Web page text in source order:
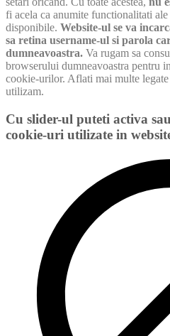
fi acela ca anumite functionalitati
disponibile. Website-ul se va
sa retina username-ul si parola
dumneavoastra. Va rugam sa
browserului dumneavoastra pentru
cookie-urilor. Aflati mai multe
utilizam.
Cu slider-ul puteti activa
cookie-uri utilizate in